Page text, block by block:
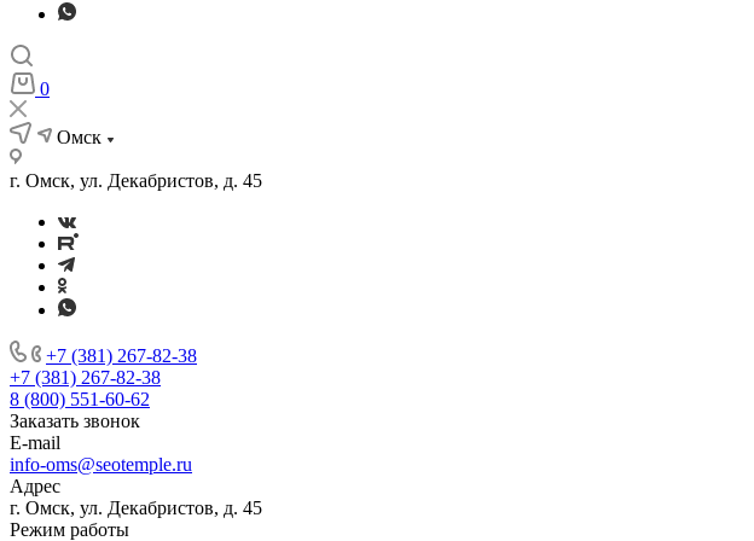
0
Омск
г. Омск, ул. Декабристов, д. 45
+7 (381) 267-82-38
+7 (381) 267-82-38
8 (800) 551-60-62
Заказать звонок
E-mail
info-oms@seotemple.ru
Адрес
г. Омск, ул. Декабристов, д. 45
Режим работы